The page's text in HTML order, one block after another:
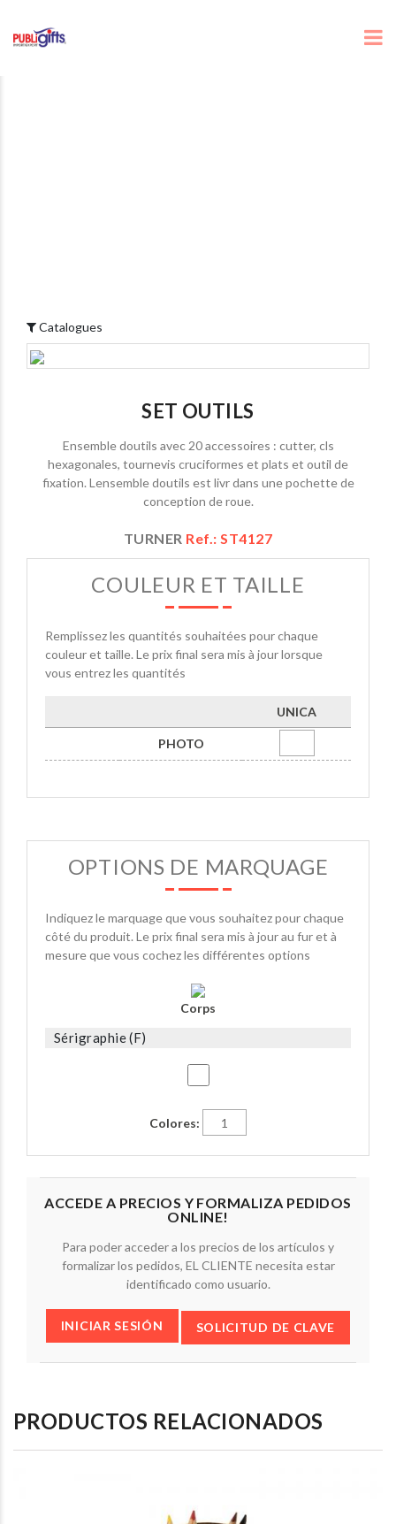
Catalogues
SET OUTILS
Ensemble doutils avec 20 accessoires : cutter, cls
hexagonales, tournevis cruciformes et plats et outil de
fixation. Lensemble doutils est livr dans une pochette de
conception de roue.
TURNER Ref.: ST4127
COULEUR ET TAILLE
Remplissez les quantités souhaitées pour chaque
couleur et taille. Le prix final sera mis à jour lorsque
vous entrez les quantités
UNICA
PHOTO
OPTIONS DE MARQUAGE
Indiquez le marquage que vous souhaitez pour chaque
côté du produit. Le prix final sera mis à jour au fur et à
mesure que vous cochez les différentes options
Corps
Sérigraphie (F)
Colores:
ACCEDE A PRECIOS Y FORMALIZA PEDIDOS
ONLINE!
Para poder acceder a los precios de los artículos y
formalizar los pedidos, EL CLIENTE necesita estar
identificado como usuario.
INICIAR SESIÓN SOLICITUD DE CLAVE
PRODUCTOS RELACIONADOS